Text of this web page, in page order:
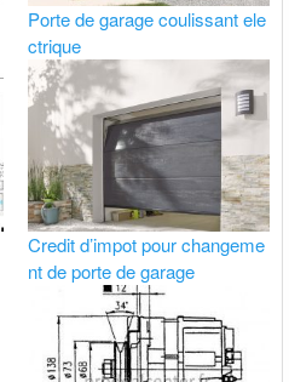
Porte de garage coulissant ele
ctrique
Credit d’impot pour changeme
nt de porte de garage